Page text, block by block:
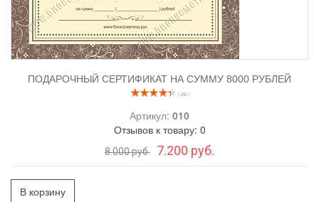
ПОДАРОЧНЫЙ СЕРТИФИКАТ НА СУММУ 8000 РУБЛЕЙ
( 20 )
Артикул: 010
Отзывов к товару: 0
8.000 руб. 7.200 руб.
В корзину